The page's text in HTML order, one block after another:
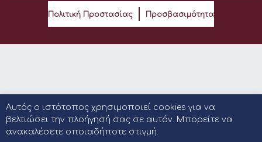
Πολιτική Προστασίας Προσβασιμότητα
Αυτός ο ιστότοπος χρησιμοποιεί cookies για να
βελτιώσει την πλοήγησή σας σε αυτόν. Μπορείτε να
ανακαλέσετε οποιαδήποτε στιγμή.